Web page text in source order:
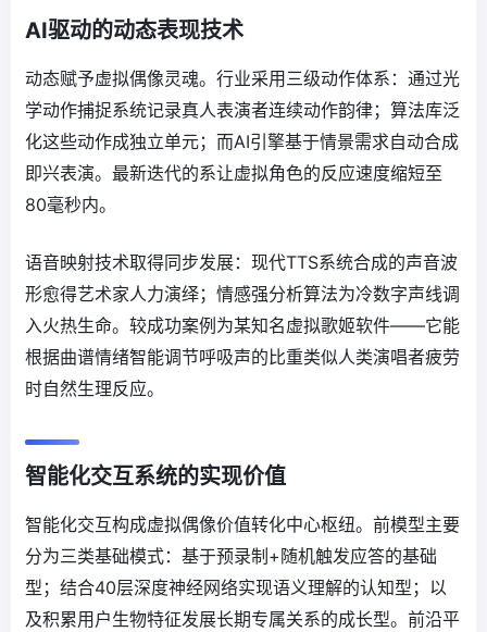
AI驱动的动态表现技术
动态赋予虚拟偶像灵魂。行业采用三级动作体系：通过光
学动作捕捉系统记录真人表演者连续动作韵律；算法库泛
化这些动作成独立单元；而AI引擎基于情景需求自动合成
即兴表演。最新迭代的系让虚拟角色的反应速度缩短至
80毫秒内。
语音映射技术取得同步发展：现代TTS系统合成的声音波
形愈得艺术家人力演绎；情感强分析算法为冷数字声线调
入火热生命。较成功案例为某知名虚拟歌姬软件——它能
根据曲谱情绪智能调节呼吸声的比重类似人类演唱者疲劳
时自然生理反应。
智能化交互系统的实现价值
智能化交互构成虚拟偶像价值转化中心枢纽。前模型主要
分为三类基础模式：基于预录制+随机触发应答的基础
型；结合40层深度神经网络实现语义理解的认知型；以
及积累用户生物特征发展长期专属关系的成长型。前沿平